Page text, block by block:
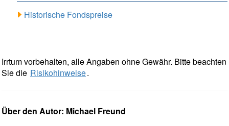
Historische Fondspreise
Irrtum vorbehalten, alle Angaben ohne Gewähr. Bitte beachten
Sie die Risikohinweise.
Über den Autor: Michael Freund